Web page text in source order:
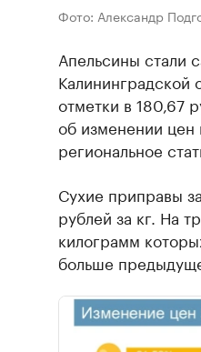
Фото: Александр
Апельсины стали
Калининградской
отметки в 180,67
об изменении цен
региональное
Сухие приправы
рублей за кг. На
килограмм
больше